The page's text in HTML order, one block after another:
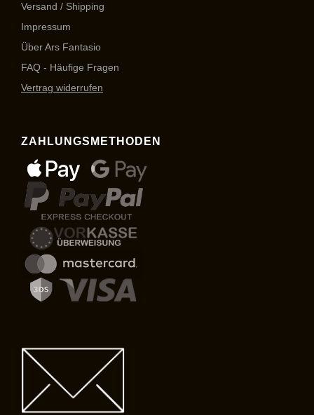
Versand / Shipping
Impressum
Über Ars Fantasio
FAQ - Häufige Fragen
Vertrag widerrufen
ZAHLUNGSMETHODEN